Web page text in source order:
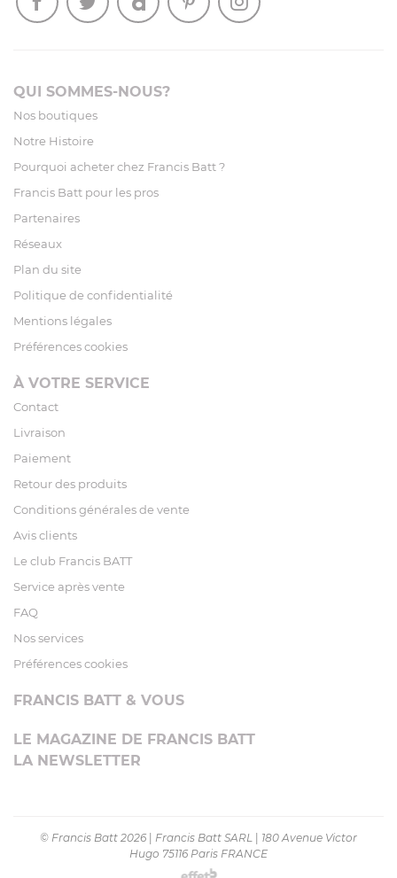
QUI SOMMES-NOUS?
Nos boutiques
Notre Histoire
Pourquoi acheter chez Francis Batt ?
Francis Batt pour les pros
Partenaires
Réseaux
Plan du site
Politique de confidentialité
Mentions légales
Préférences cookies
À VOTRE SERVICE
Contact
Livraison
Paiement
Retour des produits
Conditions générales de vente
Avis clients
Le club Francis BATT
Service après vente
FAQ
Nos services
Préférences cookies
FRANCIS BATT & VOUS
LE MAGAZINE DE FRANCIS BATT
LA NEWSLETTER
© Francis Batt 2026 Francis Batt SARL
180 Avenue Victor
Hugo 75116 Paris FRANCE